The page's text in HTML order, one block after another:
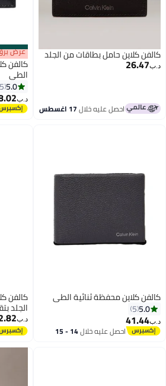
الجلد 00m:00s
·
100% Left عرض برق
كالفن كلاين محفظة بشعار ثنائية
احصل عليه خلال 14 - 15
الطي
14 - 15
كالفن كلاين محفظة ثنائية الطي من
احصل عليه خلال 14 - 15